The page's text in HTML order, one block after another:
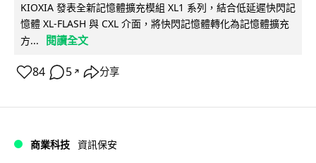
KIOXIA 發表全新記憶體擴充模組 XL1 系列，結合低延遲快閃記
憶體 XL-FLASH 與 CXL 介面，將快閃記憶體轉化為記憶體擴充
方...
閱讀全文
84 5 ↗ 分享
商業科技 資訊保安